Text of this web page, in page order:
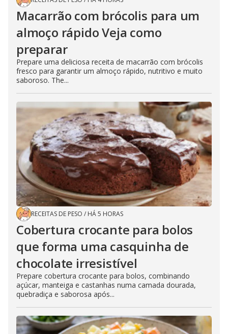
Macarrão com brócolis para um
almoço rápido Veja como
preparar
Prepare uma deliciosa receita de macarrão com brócolis
fresco para garantir um almoço rápido, nutritivo e muito
saboroso. The...
RECEITAS DE PESO / HÁ 5 HORAS
Cobertura crocante para bolos
que forma uma casquinha de
chocolate irresistível
Prepare cobertura crocante para bolos, combinando
açúcar, manteiga e castanhas numa camada dourada,
quebradiça e saborosa após...